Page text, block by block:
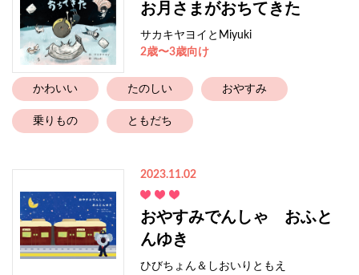
お月さまがおちてきた
サカキヤヨイとMiyuki
2歳〜3歳向け
かわいい たのしい おやすみ
乗りもの ともだち
2023.11.02
おやすみでんしゃ おふと
んゆき
ひびちょん＆しおいりともえ